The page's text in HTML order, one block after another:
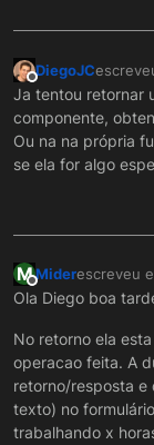
Offline
DiegoJC
última
Ja tentou retornar
componente,
Ou na na própria
se ela for algo
M
Offline
Miderescreveu
última
Ola Diego boa
No retorno ela
operacao feita. A
retorno/resposta
texto) no
trabalhando x